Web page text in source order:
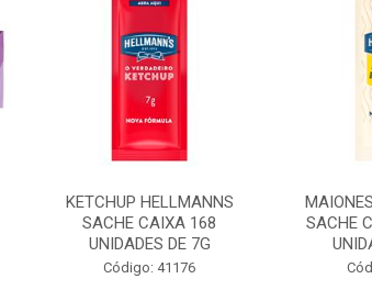
KETCHUP HELLMANNS
SACHE CAIXA 168
UNIDADES DE 7G
Código: 41176
SACHE